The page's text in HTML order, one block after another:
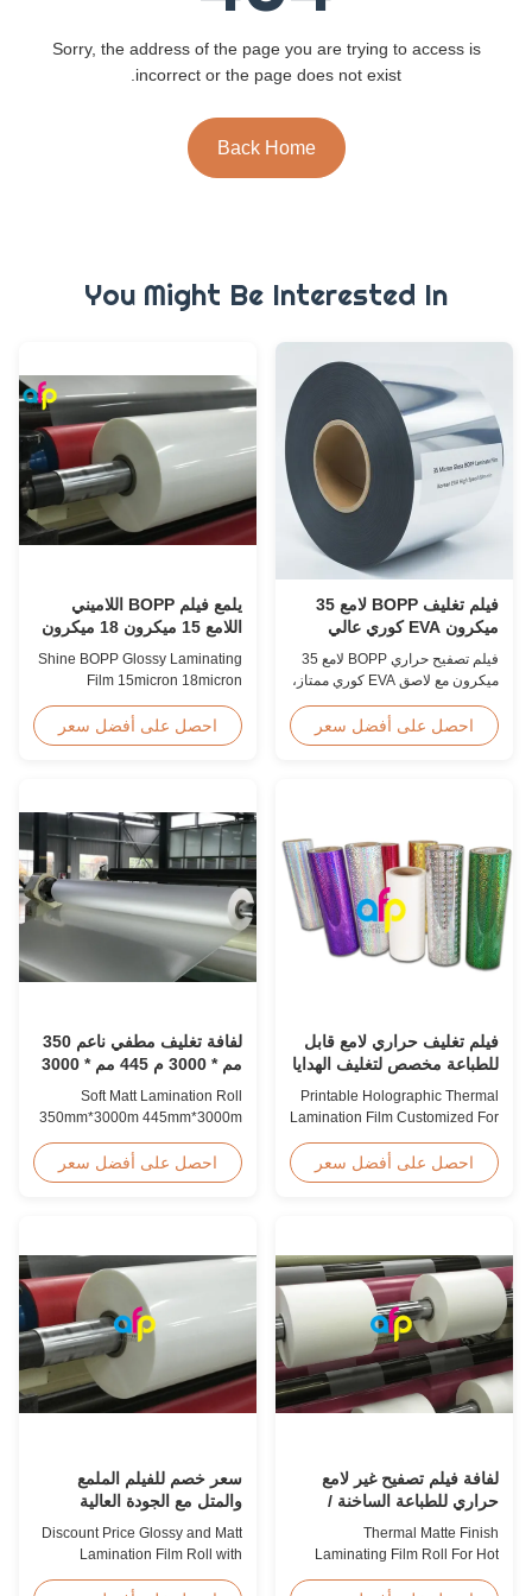
Sorry, the address of the page you are trying to access is
incorrect or the page does not exist.
Back Home
You Might Be Interested In
فيلم تغليف BOPP لامع 35
ميكرون EVA كوري عالي
السرعة 60 متر/دقيقة
فيلم تصفيح حراري BOPP لامع 35
ميكرون مع لاصق EVA كوري ممتاز،
م/دقيقة، وضوح بصري 92%، مصمم
لغلاف الكتب كبيرة الحجم وتصفيح
احصل على أفضل سعر
يلمع فيلم BOPP اللاميني
اللامع 15 ميكرون 18 ميكرون
ميكرون
Shine BOPP Glossy Laminating
Film 15micron 18micron
High Gloss Laminate Plastic
Roll Thickness 15micron to
for BOPP Thermal Lamination
Film, we produce high gloss
laminate rolls that ...
احصل على أفضل سعر
فيلم تغليف حراري لامع قابل
للطباعة مخصص لتغليف الهدايا
Printable Holographic Thermal
Lamination Film Customized For
Holographic Thermal
Lamination Film for Gift
broad selection of designs
specifically for gift wrapping
applications. Laser ...
احصل على أفضل سعر
لفافة تغليف مطفي ناعم 350
مم * 3000 م 445 مم * 3000
م بثق متعدد
Soft Matt Lamination Roll
350mm*3000m 445mm*3000m
Professional Glossy Matt Film
Lamination Roll Manufacturer
rolls, we have been producing
high-quality products since
2008. We utilize 8 ...
احصل على أفضل سعر
لفافة فيلم تصفيح غير لامع
حراري للطباعة الساخنة /
الأشعة فوق البنفسجية
الموضعية
Thermal Matte Finish
Laminating Film Roll For Hot
سعر خصم للفيلم الملمع
والمتل مع الجودة العالية
Discount Price Glossy and Matt
Lamination Film Roll with